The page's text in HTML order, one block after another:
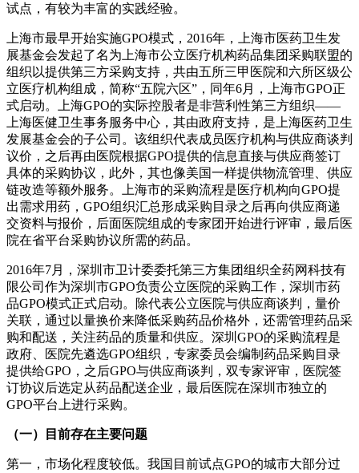
试点，有较为丰富的实践经验。
上海市最早开始实施GPO模式，2016年，上海市医药卫生发
展基金会发起了名为上海市公立医疗机构药品集团采购联盟的
组织以提供第三方采购支持，共由五所三甲医院和六所区级公
立医疗机构组成，简称“五院六区”，同年6月，上海市GPO正
式启动。上海GPO的实际控股者是非营利性第三方组织——
上海医健卫生事务服务中心，其由政府支持，是上海医药卫生
发展基金会的子公司。该组织代表成员医疗机构与供应商谈判
议价，之后再由医院根据GPO提供的信息直接与供应商签订
具体的采购协议，此外，其也像美国一样提供物流管理、供应
链改造等额外服务。上海市的采购流程是医疗机构向GPO提
出需求用药，GPO组织汇总形成采购目录之后再向供应商递
交资料与报价，后面医院组成的专家团开始进行评审，最后医
院在省平台采购协议所需的药品。
2016年7月，深圳市卫计委委托第三方集团组织全药网科技有
限公司作为深圳市GPO负责公立医院的采购工作，深圳市药
品GPO模式正式启动。除代表公立医院与供应商谈判，量价
关联，通过以量换价来降低采购药品价格外，还需管理药品采
购和配送，关注药品的质量和供应。深圳GPO的采购流程是
政府、医院先遴选GPO组织，专家委员会编制药品采购目录
提供给GPO，之后GPO与供应商谈判，双专家评审，医院签
订协议后选定从药品配送企业，最后医院在深圳市独立的
GPO平台上进行采购。
（一）目前存在主要问题
第一，市场化程度较低。我国目前试点GPO的城市大部分过